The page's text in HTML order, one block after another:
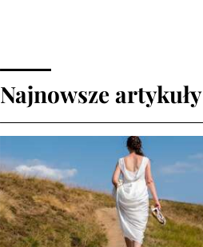
Najnowsze artykuły